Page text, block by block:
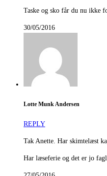
Taske og sko får du nu ikke
30/05/2016
Lotte Munk Andersen
REPLY
Tak Anette. Har skimtelæst
Har læseferie og det er jo